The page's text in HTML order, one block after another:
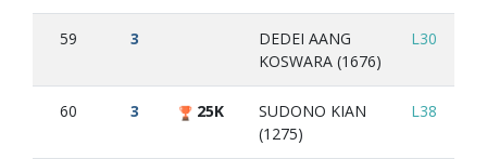
59 3
DEDEI AANG
KOSWARA (1676)
L30
60 3 25K
SUDONO KIAN
(1275)
L38